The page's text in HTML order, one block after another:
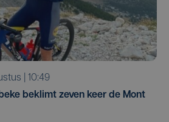
| 10:49
beklimt zeven keer de Mont